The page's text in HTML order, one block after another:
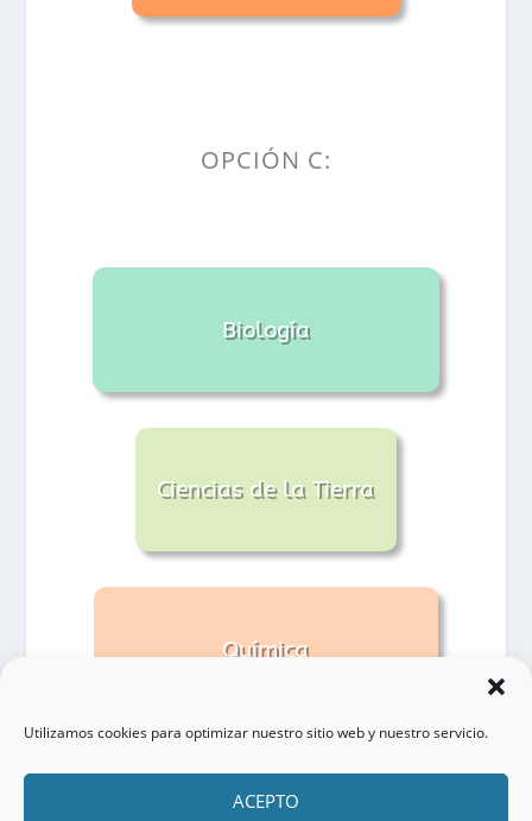
Utilizamos cookies para optimizar nuestro sitio web y nuestro servicio.
ACEPTO
OPCIÓN C:
Biología
Ciencias de la Tierra
Química
TODAS LAS COMUNIDADES